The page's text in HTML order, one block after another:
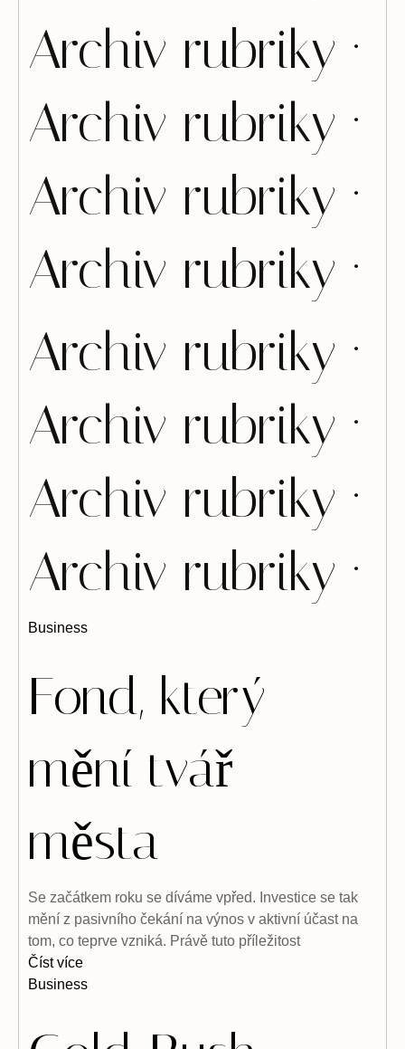
Archiv rubriky ·
Archiv rubriky ·
Archiv rubriky ·
Archiv rubriky ·
Archiv rubriky ·
Archiv rubriky ·
Archiv rubriky ·
Archiv rubriky ·
Business
Fond, který
mění tvář
města
Se začátkem roku se díváme vpřed. Investice se tak
mění z pasivního čekání na výnos v aktivní účast na
tom, co teprve vzniká. Právě tuto příležitost
Číst více
Business